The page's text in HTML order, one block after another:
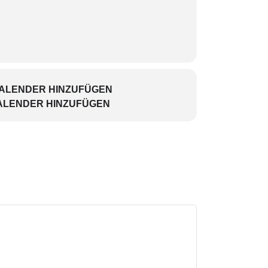
HINZUFÜGEN
HINZUFÜGEN